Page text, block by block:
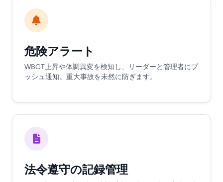
危険アラート
WBGT上昇や体調異変を検知し、リーダーと管理者にプ
ッシュ通知。重大事故を未然に防ぎます。
法令遵守の記録管理